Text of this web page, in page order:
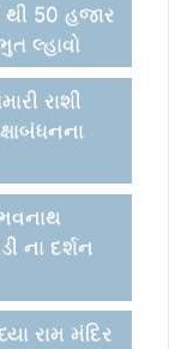
થી 50 હજાર
લ્હાવો
રાશી
ના દર્શન
રામ મંદિર